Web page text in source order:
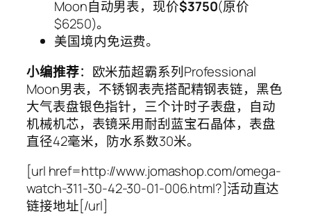
Moon自动男表，现价$3750(原价
$6250)。
美国境内免运费。
小编推荐：欧米茄超霸系列Professional
Moon男表，不锈钢表壳搭配精钢表链，黑色
大气表盘银色指针，三个计时子表盘，自动
机械机芯，表镜采用耐刮蓝宝石晶体，表盘
直径42毫米，防水系数30米。
[url href=http://www.jomashop.com/omega-
watch-311-30-42-30-01-006.html?]活动直达
链接地址[/url]